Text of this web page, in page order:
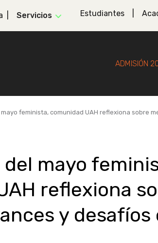
Servicios Estudiantes
ADMISIÓN
feminista, comunidad UAH reflexiona sobre
del mayo
reflexiona
y desafíos